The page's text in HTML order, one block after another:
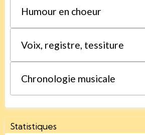
Humour en choeur
Voix, registre, tessiture
Chronologie musicale
Statistiques